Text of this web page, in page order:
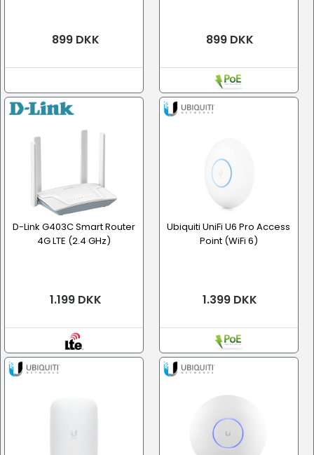
899 DKK 899 DKK
D-Link G403C Smart Router
4G LTE (2.4 GHz)
1.199 DKK
Ubiquiti UniFi U6 Pro Access
Point (WiFi 6)
1.399 DKK